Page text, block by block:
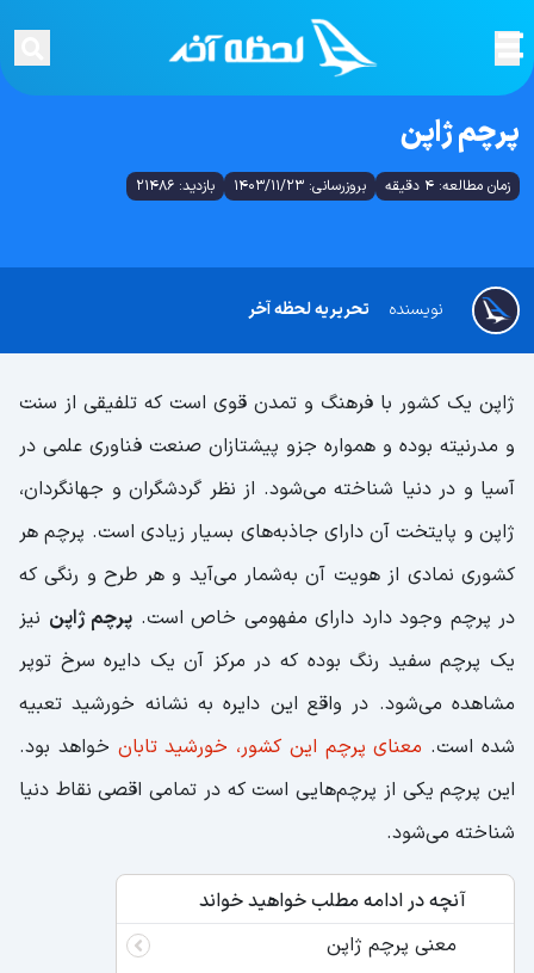
پرچم ژاپن
زمان مطالعه: 4 دقیقه بروزرسانی: 1403/11/23 بازدید: 21486
تحریریه لحظه آخر نویسنده
ژاپن یک کشور با فرهنگ و تمدن قوی است که تلفیقی از سنت
و مدرنیته بوده و همواره جزو پیشتازان صنعت فناوری علمی در
آسیا و در دنیا شناخته می‌شود. از نظر گردشگران و جهانگردان،
ژاپن و پایتخت آن دارای جاذبه‌های بسیار زیادی است. پرچم هر
کشوری نمادی از هویت آن به‌شمار می‌آید و هر طرح و رنگی که
در پرچم وجود دارد دارای مفهومی خاص است. پرچم ژاپن نیز
یک پرچم سفید رنگ بوده که در مرکز آن یک دایره سرخ توپر
مشاهده می‌شود. در واقع این دایره به نشانه خورشید تعبیه
شده است. معنای پرچم این کشور، خورشید تابان خواهد بود.
این پرچم یکی از پرچم‌هایی است که در تمامی اقصی نقاط دنیا
شناخته می‌شود.
آنچه در ادامه مطلب خواهید خواند
معنی پرچم ژاپن